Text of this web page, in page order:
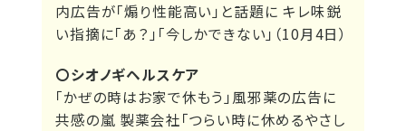
内広告が「煽り性能高い」と話題に キレ味鋭
い指摘に「あ？」「今しかできない」（10月4日）
〇シオノギヘルスケア
「かぜの時はお家で休もう」風邪薬の広告に
共感の嵐 製薬会社「つらい時に休めるやさし